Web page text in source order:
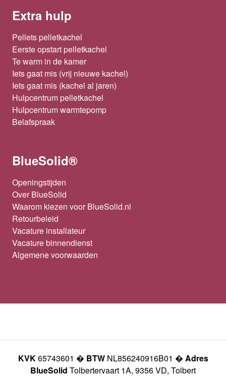
Extra hulp
Pellets pelletkachel
Eerste opstart pelletkachel
Te warm in de kamer
Iets gaat mis (vrij nieuwe kachel)
Iets gaat mis (kachel al jaren)
Hulpcentrum pelletkachel
Hulpcentrum warmtepomp
Belafspraak
BlueSolid®
Openingstijden
Over BlueSolid
Waarom kiezen voor BlueSolid.nl
Retourbeleid
Vacature installateur
Vacature binnendienst
Algemene voorwaarden
KVK65743601 � BTWNL856240916B01 � Adres
BlueSolid Tolbertervaart 1A, 9356 VD, Tolbert